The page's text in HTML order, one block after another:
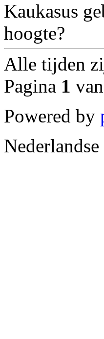
Kaukasus
hoogte?
Alle tijden
Pagina 1 van
Powered by